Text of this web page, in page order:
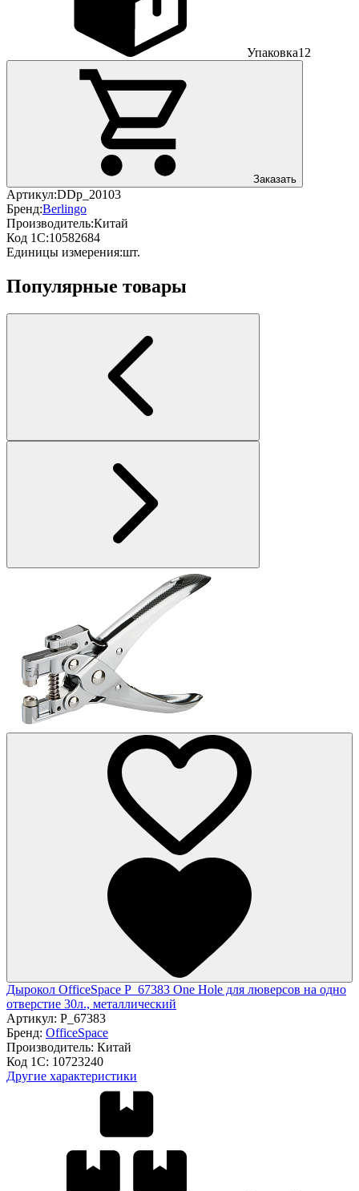
Упаковка12
Заказать
Артикул:DDp_20103
Бренд:Berlingo
Производитель:Китай
Код 1С:10582684
Единицы измерения:шт.
Популярные товары
Дырокол OfficeSpace P_67383 One Hole для люверсов на одно
отверстие 30л., металлический
Артикул: P_67383
Бренд: OfficeSpace
Производитель: Китай
Код 1С: 10723240
Другие характеристики